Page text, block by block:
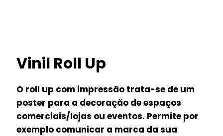
Vinil Roll Up
O roll up com impressão trata-se de um
poster para a decoração de espaços
comerciais/lojas ou eventos. Permite por
exemplo comunicar a marca da sua